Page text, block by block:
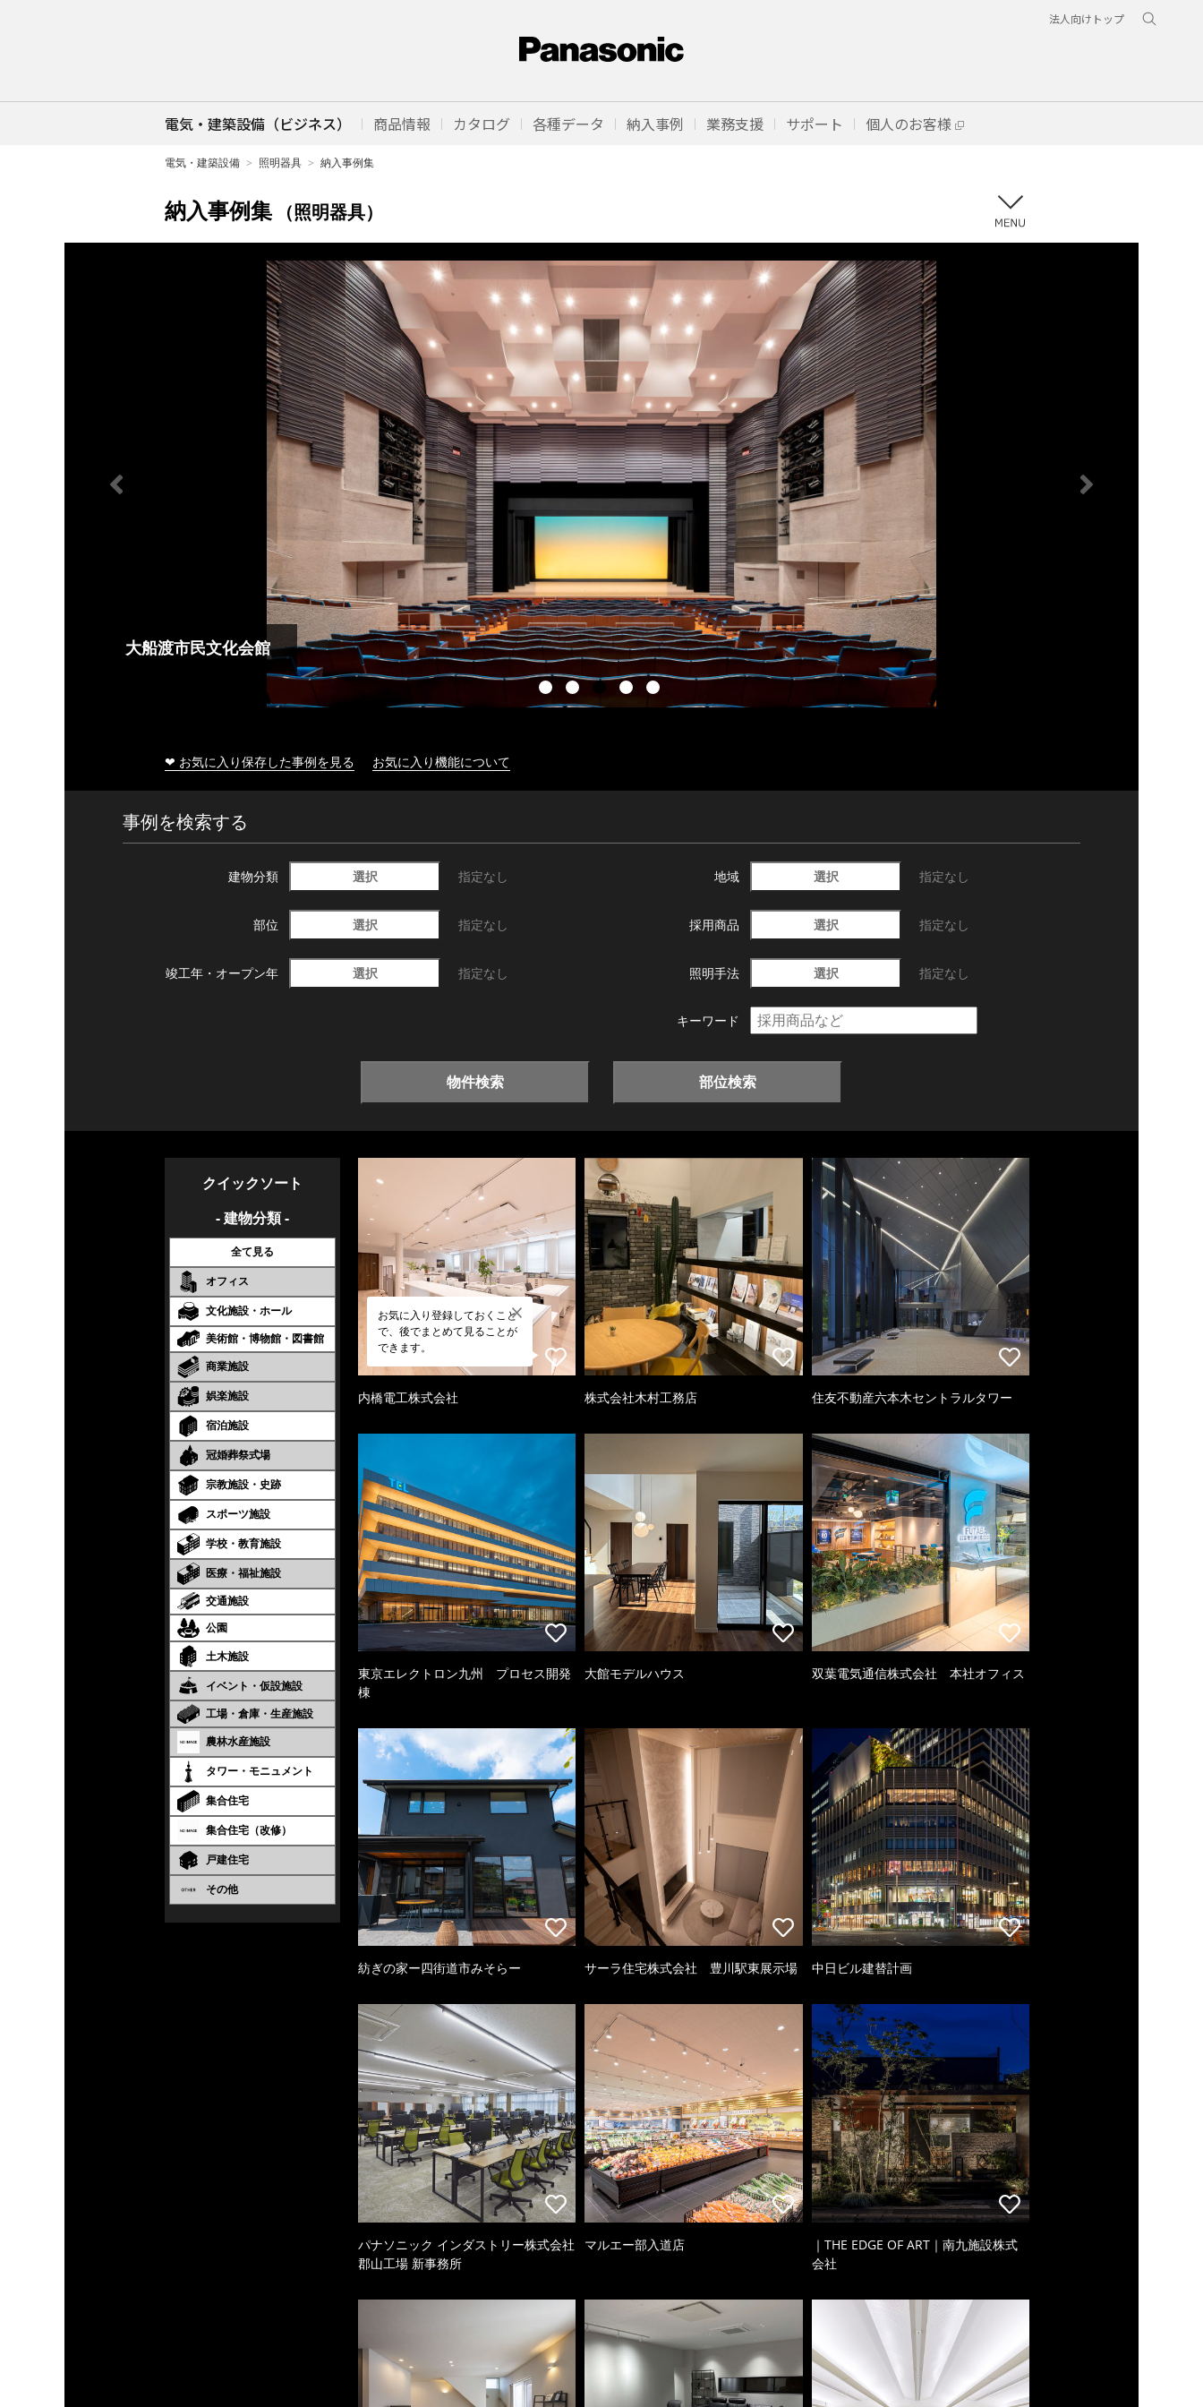
法人向けトップ
電気・建築設備（ビジネス） 商品情報 カタログ 各種データ 納入事例 業務支援 サポート 個人のお客様
電気・建築設備 照明器具 納入事例集
納入事例集 （照明器具）
大船渡市民文化会館
❤ お気に入り保存した事例を見る お気に入り機能について
事例を検索する
建物分類 選択 指定なし 地域 選択 指定なし
部位 選択 指定なし 採用商品 選択 指定なし
竣工年・ オープン年 選択 指定なし 照明手法 選択 指定なし
キーワード
物件検索 部位検索
クイックソート
- 建物分類 -
全て見る
オフィス
文化施設・ホール
美術館・博物館・図書館
商業施設
娯楽施設
宿泊施設
冠婚葬祭式場
宗教施設・史跡
スポーツ施設
学校・教育施設
医療・福祉施設
交通施設
公園
土木施設
イベント・仮設施設
工場・倉庫・生産施設
農林水産施設
タワー・モニュメント
集合住宅
集合住宅（改修）
戸建住宅
その他
お気に入り登録しておくこと
で、後でまとめて見ることが
できます。
内橋電工株式会社 株式会社木村工務店 住友不動産六本木セントラルタワー
東京エレクトロン九州 プロセス開発
棟
大館モデルハウス 双葉電気通信株式会社 本社オフィス
紡ぎの家ー四街道市みそらー サーラ住宅株式会社 豊川駅東展示場 中日ビル建替計画
パナソニック インダストリー株式会社
郡山工場 新事務所
マルエー部入道店
｜THE EDGE OF ART｜南九施設株式
会社